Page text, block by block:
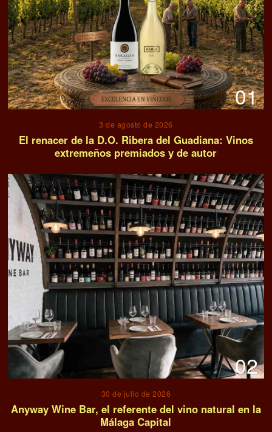
01
3 de agosto de 2026
El renacer de la D.O. Ribera del Guadiana: Vinos
extremeños premiados y de autor
02
30 de julio de 2026
Anyway Wine Bar, el referente del vino natural en la
Málaga Capital